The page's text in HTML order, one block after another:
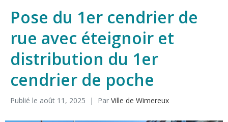
Pose du 1er cendrier de
rue avec éteignoir et
distribution du 1er
cendrier de poche
Publié le août 11, 2025 Par Ville de Wimereux